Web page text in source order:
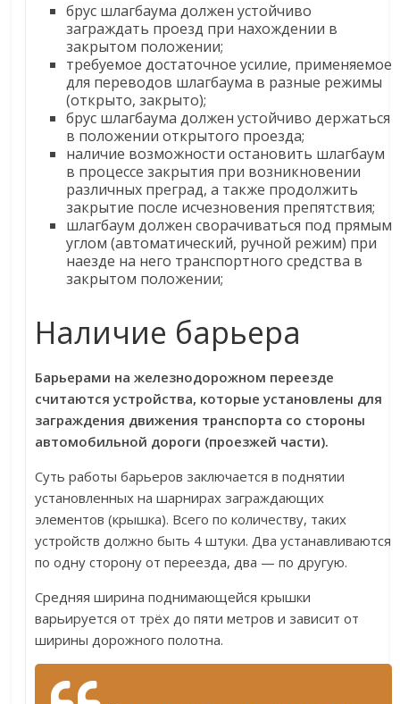
брус шлагбаума должен устойчиво
заграждать проезд при нахождении в
закрытом положении;
требуемое достаточное усилие, применяемое
для переводов шлагбаума в разные режимы
(открыто, закрыто);
брус шлагбаума должен устойчиво держаться
в положении открытого проезда;
наличие возможности остановить шлагбаум
в процессе закрытия при возникновении
различных преград, а также продолжить
закрытие после исчезновения препятствия;
шлагбаум должен сворачиваться под прямым
углом (автоматический, ручной режим) при
наезде на него транспортного средства в
закрытом положении;
Наличие барьера
Барьерами на железнодорожном переезде
считаются устройства, которые установлены для
заграждения движения транспорта со стороны
автомобильной дороги (проезжей части).
Суть работы барьеров заключается в поднятии
установленных на шарнирах заграждающих
элементов (крышка). Всего по количеству, таких
устройств должно быть 4 штуки. Два устанавливаются
по одну сторону от переезда, два — по другую.
Средняя ширина поднимающейся крышки
варьируется от трёх до пяти метров и зависит от
ширины дорожного полотна.